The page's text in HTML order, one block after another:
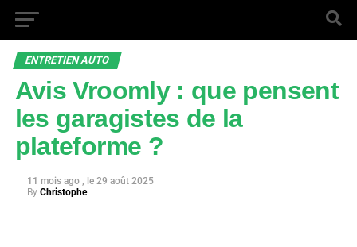
ENTRETIEN AUTO
Avis Vroomly : que pensent
les garagistes de la
plateforme ?
11 mois ago
29 août 2025
By Christophe